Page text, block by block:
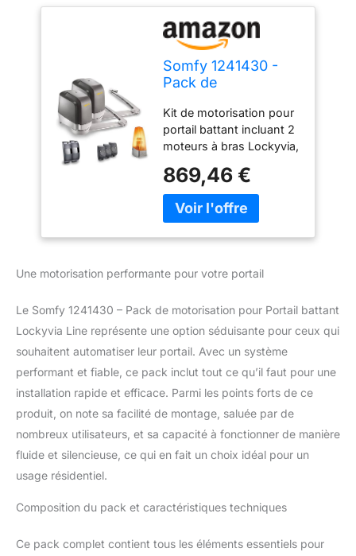
Somfy 1241430 -
Pack de
Portail battant
Lockyvia Line | avec
3 télécommandes
Keytis, 1 feu Orange
et 1 Jeu de cellules
photoélectriques |
Compatible app
Kit de motorisation pour
portail battant incluant 2
moteurs à bras Lockyvia,
télécommandes 2
touches Keytis, 1 feu
clignotant, et 1 jeu de
(avec renforts),
des vantaux d'une
hauteur et largeur
maximum de 2 m ; et
200kg par vantail
Pratique et malin : Le
moteur Lockyvia
entreprend une
portail en 11s (pour un
butées d'ouverture déjà
télécommandes Keytis
869,46 €
Une motorisation performante pour votre portail
Le Somfy 1241430 – Pack de motorisation pour Portail battant
Lockyvia Line représente une option séduisante pour ceux qui
souhaitent automatiser leur portail. Avec un système
performant et fiable, ce pack inclut tout ce qu’il faut pour une
installation rapide et efficace. Parmi les points forts de ce
produit, on note sa facilité de montage, saluée par de
nombreux utilisateurs, et sa capacité à fonctionner de manière
fluide et silencieuse, ce qui en fait un choix idéal pour un
usage résidentiel.
Composition du pack et caractéristiques techniques
Ce pack complet contient tous les éléments essentiels pour